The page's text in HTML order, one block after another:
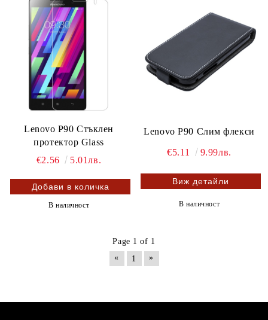
Lenovo P90 Стъклен
протектор Glass
€2.56
5.01лв.
В наличност
Lenovo P90 Слим флекси
€5.11 9.99лв.
Виж детайли
В наличност
Page 1 of 1
«
1 »